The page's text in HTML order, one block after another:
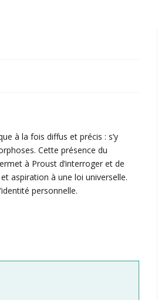
à la fois diffus et précis : s’y
Cette présence du
à Proust d’interroger et de
aspiration à une loi universelle.
personnelle.